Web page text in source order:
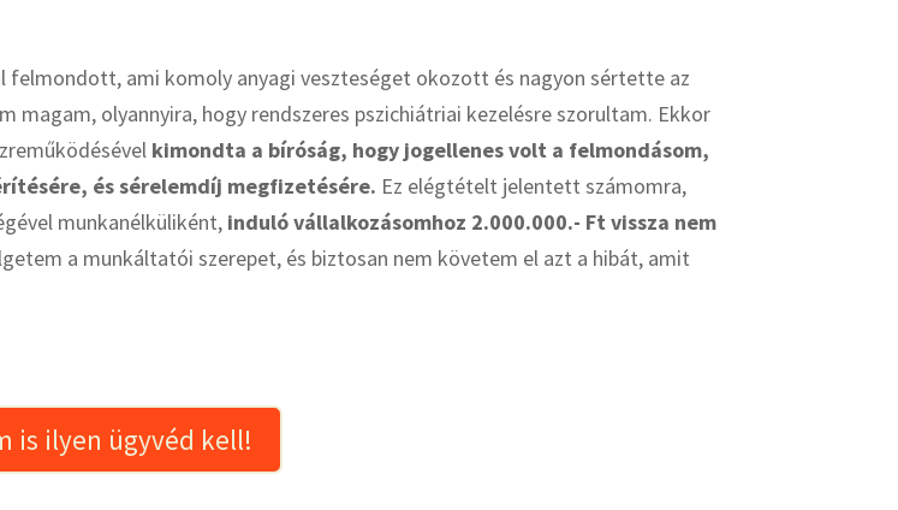
ami komoly anyagi veszteséget okozott és nagyon sértette az
olyannyira, hogy rendszeres pszichiátriai kezelésre szorultam. Ekkor
kimondta a bíróság, hogy jogellenes volt a felmondásom,
és sérelemdíj megfizetésére. Ez elégtételt jelentett számomra,
munkanélküliként, induló vállalkozásomhoz 2.000.000.- Ft vissza nem
a munkáltatói szerepet, és biztosan nem követem el azt a hibát, amit
is ilyen ügyvéd kell!